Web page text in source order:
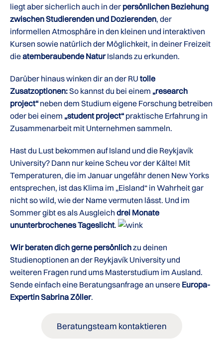
liegt aber sicherlich auch in der persönlichen Beziehung
zwischen Studierenden und Dozierenden, der
informellen Atmosphäre in den kleinen und interaktiven
Kursen sowie natürlich der Möglichkeit, in deiner Freizeit
dieatemberaubende NaturIslands zu erkunden.
Darüber hinaus winken dir an der RU tolle
Zusatzoptionen:So kannst du bei einem „research
project“neben dem Studium eigene Forschung betreiben
oder bei einem „student project“praktische Erfahrung in
Zusammenarbeit mit Unternehmen sammeln.
Hast du Lust bekommen auf Island und die Reykjavík
University? Dann nur keine Scheu vor der Kälte! Mit
Temperaturen, die im Januar ungefähr denen New Yorks
entsprechen, ist das Klima im „Eisland“ in Wahrheit gar
nicht so wild, wie der Name vermuten lässt. Und im
Sommer gibt es als Ausgleich drei Monate
ununterbrochenes Tageslicht.
Wir beraten dich gerne persönlichzu deinen
Studienoptionen an der Reykjavík University und
weiteren Fragen rund ums Masterstudium im Ausland.
Sende einfach eine Beratungsanfrage an unsere Europa-
Expertin Sabrina Zöller.
Beratungsteam kontaktieren